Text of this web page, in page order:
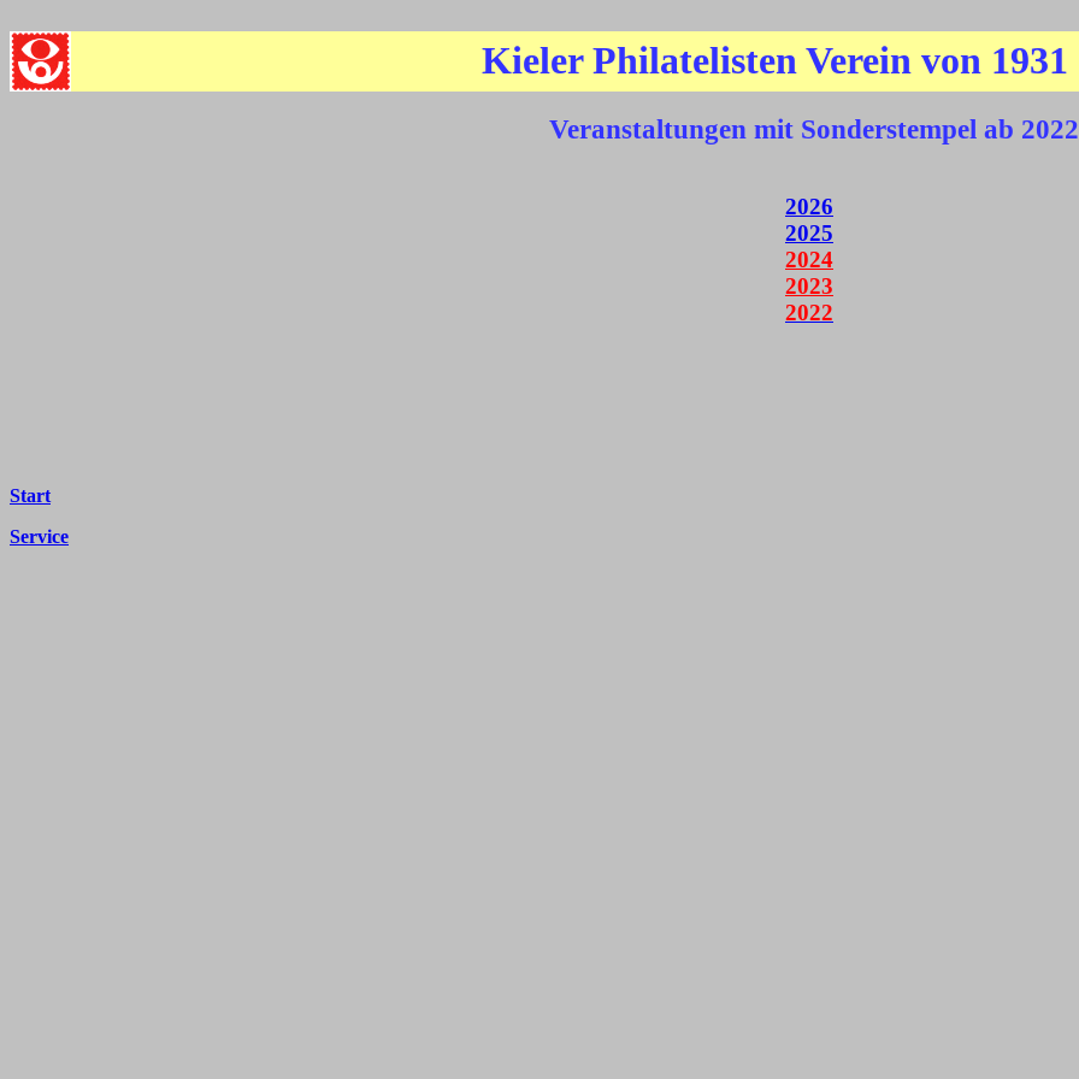
Kieler Philatelisten Verein von 1931
Veranstaltungen mit Sonderstempel ab 2022
2026
2025
2024
2023
2022
Start
Service